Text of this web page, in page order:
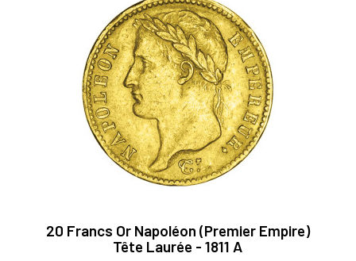
20 Francs Or Napoléon (Premier Empire)
Tête Laurée - 1811 A